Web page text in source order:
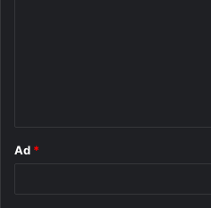
Ad *